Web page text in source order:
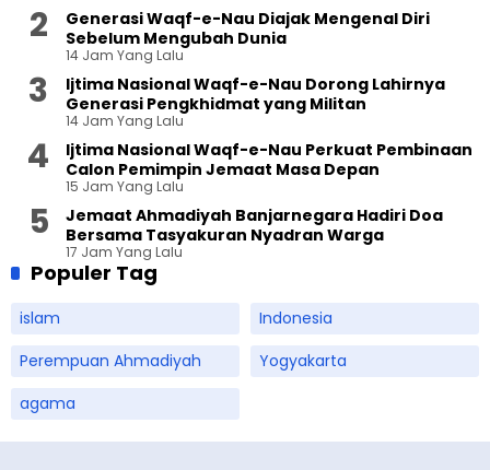
Generasi Waqf-e-Nau Diajak Mengenal Diri
Sebelum Mengubah Dunia
14 Jam Yang Lalu
Ijtima Nasional Waqf-e-Nau Dorong Lahirnya
Generasi Pengkhidmat yang Militan
14 Jam Yang Lalu
Ijtima Nasional Waqf-e-Nau Perkuat Pembinaan
Calon Pemimpin Jemaat Masa Depan
15 Jam Yang Lalu
Jemaat Ahmadiyah Banjarnegara Hadiri Doa
Bersama Tasyakuran Nyadran Warga
17 Jam Yang Lalu
Populer Tag
islam
Indonesia
Perempuan Ahmadiyah
Yogyakarta
agama